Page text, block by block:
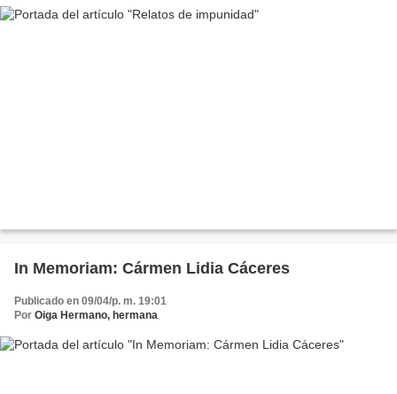
In Memoriam: Cármen Lidia Cáceres
Publicado en 09/04/p. m. 19:01
Por Oiga Hermano, hermana